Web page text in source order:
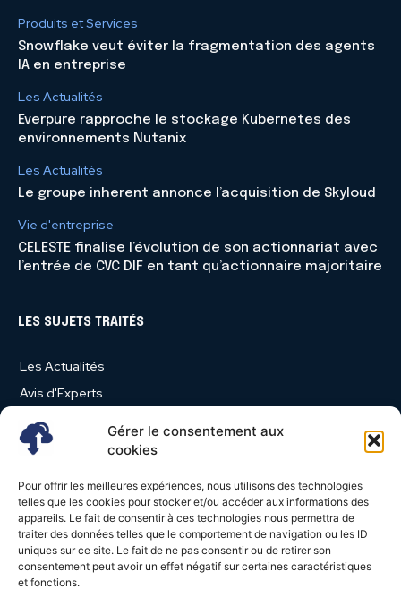
Gérer le consentement aux
cookies
Pour offrir les meilleures expériences, nous utilisons des technologies
telles que les cookies pour stocker et/ou accéder aux informations des
appareils. Le fait de consentir à ces technologies nous permettra de
traiter des données telles que le comportement de navigation ou les ID
uniques sur ce site. Le fait de ne pas consentir ou de retirer son
consentement peut avoir un effet négatif sur certaines caractéristiques
et fonctions.
Produits et Services
Snowflake veut éviter la fragmentation des agents
IA en entreprise
Les Actualités
Everpure rapproche le stockage Kubernetes des
environnements Nutanix
Les Actualités
Le groupe inherent annonce l’acquisition de Skyloud
Vie d'entreprise
CELESTE finalise l’évolution de son actionnariat avec
l’entrée de CVC DIF en tant qu’actionnaire majoritaire
LES SUJETS TRAITÉS
Les Actualités
Avis d'Experts
Produits et Services
Vie d'entreprise
Nominations
Études
Évènements
Video News